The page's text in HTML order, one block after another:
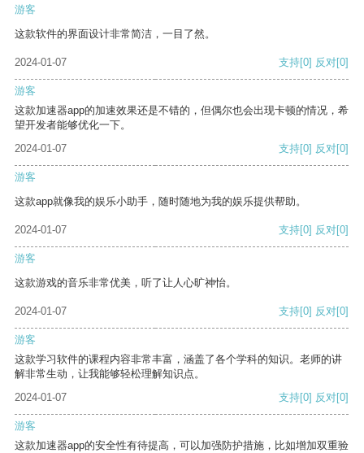
游客
这款软件的界面设计非常简洁，一目了然。
2024-01-07 支持[0] 反对[0]
游客
这款加速器app的加速效果还是不错的，但偶尔也会出现卡顿的情况，希
望开发者能够优化一下。
2024-01-07
支持[0] 反对[0]
游客
这款app就像我的娱乐小助手，随时随地为我的娱乐提供帮助。
2024-01-07 支持[0] 反对[0]
游客
这款游戏的音乐非常优美，听了让人心旷神怡。
2024-01-07 支持[0] 反对[0]
游客
这款学习软件的课程内容非常丰富，涵盖了各个学科的知识。老师的讲
解非常生动，让我能够轻松理解知识点。
2024-01-07
支持[0] 反对[0]
游客
这款加速器app的安全性有待提高，可以加强防护措施，比如增加双重验